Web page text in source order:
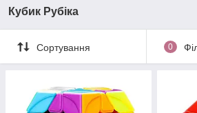
Кубик Рубіка
Сортування 0